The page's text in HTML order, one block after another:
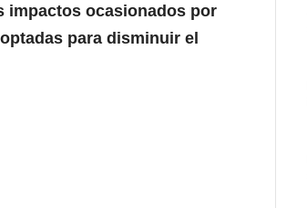
impactos ocasionados por
para disminuir el